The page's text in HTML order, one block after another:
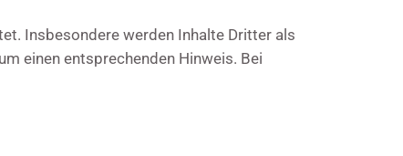
Insbesondere werden Inhalte Dritter als
einen entsprechenden Hinweis. Bei